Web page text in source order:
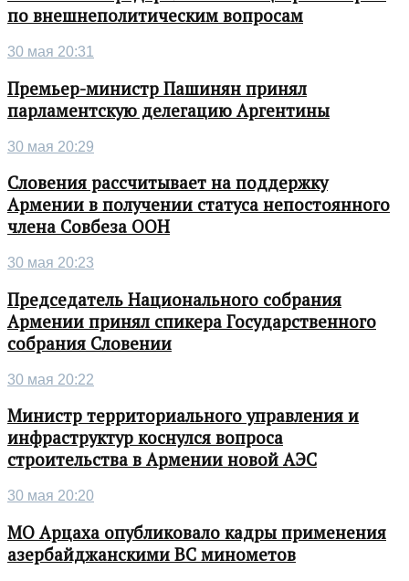
по внешнеполитическим вопросам
30 мая 20:31
Премьер-министр Пашинян принял
парламентскую делегацию Аргентины
30 мая 20:29
Словения рассчитывает на поддержку
Армении в получении статуса непостоянного
члена Совбеза ООН
30 мая 20:23
Председатель Национального собрания
Армении принял спикера Государственного
собрания Словении
30 мая 20:22
Министр территориального управления и
инфраструктур коснулся вопроса
строительства в Армении новой АЭС
30 мая 20:20
МО Арцаха опубликовало кадры применения
азербайджанскими ВС минометов